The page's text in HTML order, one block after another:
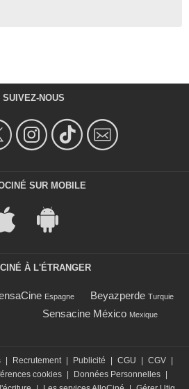
SUIVEZ-NOUS
SUR MOBILE
À L'ÉTRANGER
Espagne Beyazperde Turquie
Sensacine México Mexique
| Recrutement | Publicité | CGU | CGV |
cookies | Données Personnelles |